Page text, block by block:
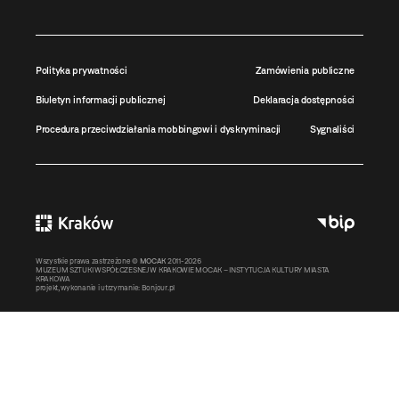
Polityka prywatności Zamówienia publiczne
Biuletyn informacji publicznej Deklaracja dostępności
Procedura przeciwdziałania mobbingowi i dyskryminacji Sygnaliści
Wszystkie prawa zastrzeżone © MOCAK 2011-2026
MUZEUM SZTUKI WSPÓŁCZESNEJ W KRAKOWIE MOCAK – INSTYTUCJA KULTURY MIASTA
KRAKOWA
projekt, wykonanie i utrzymanie: Bonjour.pl